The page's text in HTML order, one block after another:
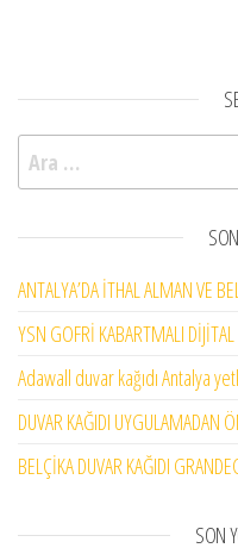
Arama:
ANTALYA’DA İTHAL ALMAN VE
YSN GOFRİ KABARTMALI
Adawall duvar kağıdı Antalya
DUVAR KAĞIDI UYGULAMADAN
BELÇİKA DUVAR KAĞIDI
SON